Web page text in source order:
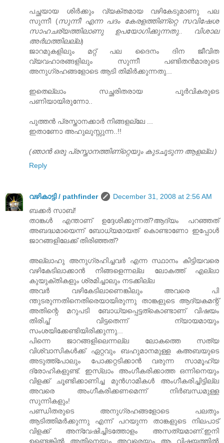
പച്ഛയായ ശിര്‍ക്കും വ്യക്തമായ വഴികേടുമാണു പല
സുന്നീ (സുന്നീ എന്ന പദം കേരളത്തിണ്റ്റെ സവിഷേശ
സാഹചര്യത്തിലാണു ഉപയോഗിക്കുന്നതു.. വിശാല
അര്‍ഥത്തിലല്ല)
ജാറമുകളിലും മറ്റ്‌ പല ദൈനം ദിന ജീവിത
വ്യവഹാരങ്ങളിലും സുന്നീ പണ്ടിതന്‍മാരുടെ
അനുഗ്രഹങ്ങളോടെ ആടി തിമിര്‍ക്കുന്നതു...
ഇതെല്ലാം സച്ഛരിതരായ പൂര്‍വികരുടെ
പണിയായിരുന്നോ..
പുത്തന്‍ പ്രസ്താനക്കാര്‍ നിങ്ങളല്ലേ ...
ഇതാണോ അഹുലുസ്സുന്ന..!!
(ഞാന്‍ ഒരു പ്രസ്താനത്തിണ്റ്റെയും കുടചൂടുന്ന ആളല്ല.)
Reply
വഴികാട്ടി / pathfinder
December 31, 2008 at 2:56 AM
ബക്കർ സാബ്‌!
താങ്കൾ എന്താണ്‌ ഉദ്ദേശിക്കുന്നത്‌?ആദ്യം പറഞ്ഞത്‌
അബദ്ധമായെന്ന് ബോധ്യമായത്‌ കൊണ്ടാണോ ഇപ്പോൾ
ജാറങ്ങളിലേക്ക്‌ തിരിഞ്ഞത്‌?
അല്ലാഹു അനുഗ്രഹിച്ചവർ എന്ന സ്ഥാനം കിട്ടിയവരെ
വഴികേടിലാക്കാൻ നിങ്ങളെന്നല്ല ലോകത്ത്‌ എല്ലാ
കുയുക്തികളും ശ്രമിച്ചാലും നടക്കില്ല
അവർ വഴികേടിലാണെങ്കിലും അവരെ പി
ന്തുടരുന്നതിനെതിരെയായിരുന്നു താങ്കളുടെ ആദ്യകമന്റ്‌
അതിന്റെ മറുപടി ബോധ്യപ്പെട്ടത്കൊണ്ടാണ്‌ വിഷയം
തിരിച്ച്‌ വിട്ടതെന്ന് ന്യായമായും
സംശയിക്കേണ്ടിയിരിക്കുന്നു...
പിന്നെ ജാറങ്ങളിലെന്നല്ല ലോകത്തെ സത്യ
വിശ്വാസികൾക്ക്‌ ഏറ്റവും ബഹുമാനമുള്ള കഅബയുടെ
അടുത്ത്പോലും പോക്കറ്റടിക്കാൻ വരുന്ന സാമൂഹ്യ
ദ്രോഹികളുണ്ട്‌. ഇസ്‌ലാം അംഗീകരിക്കാത്ത ഒന്നിനെയും
വിളക്ക്‌ ചൂണ്ടിക്കാണിച്ച മുൻഗാമികൾ അംഗീകരിച്ചിട്ടില്ല
അവരെ അംഗീകരിക്കണമെന്ന് നിർബന്ധമുള്ള
സുന്നികളും!
പണ്ഡിതരുടെ അനുഗ്രഹങ്ങളോടെ പലതും
ആടിത്തിമർക്കുന്നു എന്ന് പറയുന്ന താങ്കളുടെ നിലപാട്‌
വിളക്ക്‌ അന്വേഷിച്ചിടത്തോളം അസത്യമാണ്‌.ഇനി
ഉണ്ടെങ്കിൽ അതിനെയും അവരെയും ആ വിഷയത്തിൽ